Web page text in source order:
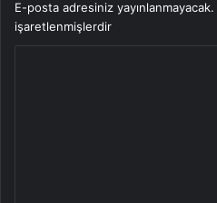
E-posta adresiniz yayınlanmayacak.
işaretlenmişlerdir